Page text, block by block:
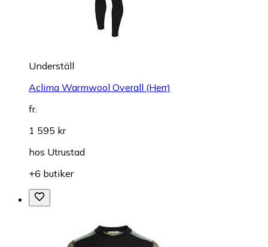
Underställ
Aclima Warmwool Overall (Herr)
fr.
1 595 kr
hos Utrustad
+6 butiker